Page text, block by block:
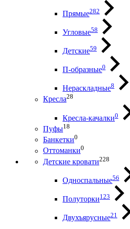
Прямые282
Угловые58
Детские59
П-образные0
Нераскладные8
Кресла28
Кресла-качалки0
Пуфы18
Банкетки0
Оттоманки0
Детские кровати228
Односпальные56
Полуторки123
Двухъярусные21